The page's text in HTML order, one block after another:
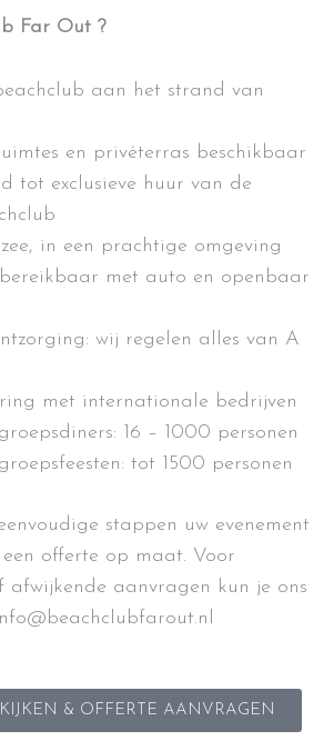
Far Out ?
aan het strand van
en privéterras beschikbaar
tot exclusieve huur van de
in een prachtige omgeving
met auto en openbaar
wij regelen alles van A
met internationale bedrijven
16 – 1000 personen
tot 1500 personen
stappen uw evenement
offerte op maat. Voor
afwijkende aanvragen kun je ons
& OFFERTE AANVRAGEN